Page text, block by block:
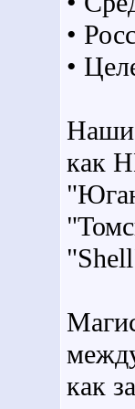
•
•
Наши
как
как